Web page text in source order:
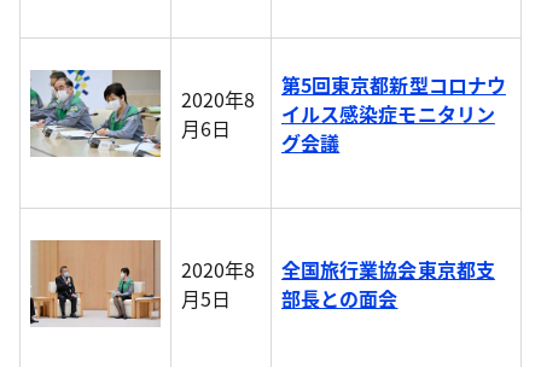
2020年8
月6日
第5回東京都新型コロナウ
イルス感染症モニタリン
グ会議
2020年8
月5日
全国旅行業協会東京都支
部長との面会